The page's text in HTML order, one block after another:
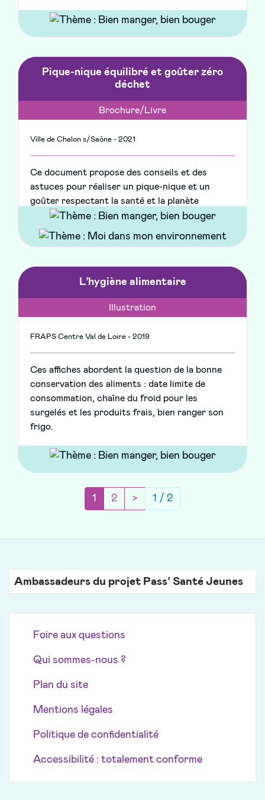
Pique-nique équilibré et goûter zéro
déchet
Brochure/Livre
Ville de Chalon s/Saône - 2021
Ce document propose des conseils et des
astuces pour réaliser un pique-nique et un
goûter respectant la santé et la planète
L’hygiène alimentaire
Illustration
FRAPS Centre Val de Loire - 2019
Ces affiches abordent la question de la bonne
conservation des aliments : date limite de
consommation, chaîne du froid pour les
surgelés et les produits frais, bien ranger son
frigo.
1 (current)
2 > Page suivante
1 / 2
Ambassadeurs du projet Pass’ Santé Jeunes
Foire aux questions
Qui sommes-nous ?
Plan du site
Mentions légales
Politique de confidentialité
Accessibilité : totalement conforme